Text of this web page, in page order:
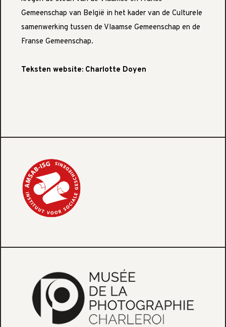
Gemeenschap van België in het kader van de Culturele
samenwerking tussen de Vlaamse Gemeenschap en de
Franse Gemeenschap.
Teksten website: Charlotte Doyen